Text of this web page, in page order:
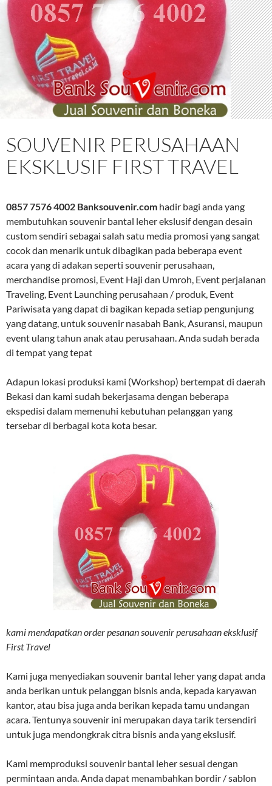
SOUVENIR PERUSAHAAN
EKSKLUSIF FIRST TRAVEL
0857 7576 4002 Banksouvenir.com hadir bagi anda yang
membutuhkan souvenir bantal leher ekslusif dengan desain
custom sendiri sebagai salah satu media promosi yang sangat
cocok dan menarik untuk dibagikan pada beberapa event
acara yang di adakan seperti souvenir perusahaan,
merchandise promosi, Event Haji dan Umroh, Event perjalanan
Traveling, Event Launching perusahaan / produk, Event
Pariwisata yang dapat di bagikan kepada setiap pengunjung
yang datang, untuk souvenir nasabah Bank, Asuransi, maupun
event ulang tahun anak atau perusahaan. Anda sudah berada
di tempat yang tepat
Adapun lokasi produksi kami (Workshop) bertempat di daerah
Bekasi dan kami sudah bekerjasama dengan beberapa
ekspedisi dalam memenuhi kebutuhan pelanggan yang
tersebar di berbagai kota kota besar.
kami mendapatkan order pesanan souvenir perusahaan eksklusif
First Travel
Kami juga menyediakan souvenir bantal leher yang dapat anda
anda berikan untuk pelanggan bisnis anda, kepada karyawan
kantor, atau bisa juga anda berikan kepada tamu undangan
acara. Tentunya souvenir ini merupakan daya tarik tersendiri
untuk juga mendongkrak citra bisnis anda yang ekslusif.
Kami memproduksi souvenir bantal leher sesuai dengan
permintaan anda. Anda dapat menambahkan bordir / sablon